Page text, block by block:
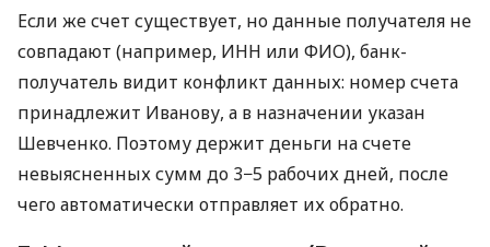
Если же счет существует, но данные получателя не
совпадают (например, ИНН или ФИО), банк-
получатель видит конфликт данных: номер счета
принадлежит Иванову, а в назначении указан
Шевченко. Поэтому держит деньги на счете
невыясненных сумм до 3−5 рабочих дней, после
чего автоматически отправляет их обратно.